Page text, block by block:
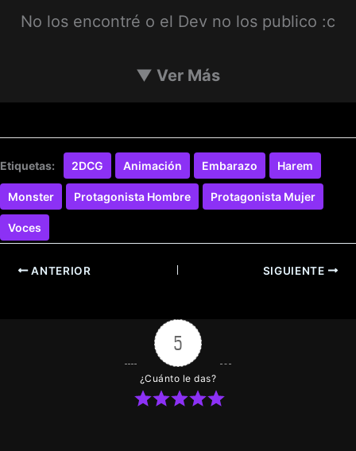
No los encontré o el Dev no los publico :c
▼ Ver Más
Etiquetas: 2DCG Animación Embarazo Harem
Monster Protagonista Hombre Protagonista Mujer
Voces
ANTERIOR SIGUIENTE
5
¿Cuánto le das?